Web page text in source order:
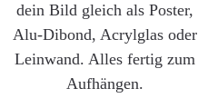
dein Bild gleich als Poster,
Alu-Dibond, Acrylglas oder
Leinwand. Alles fertig zum
Aufhängen.